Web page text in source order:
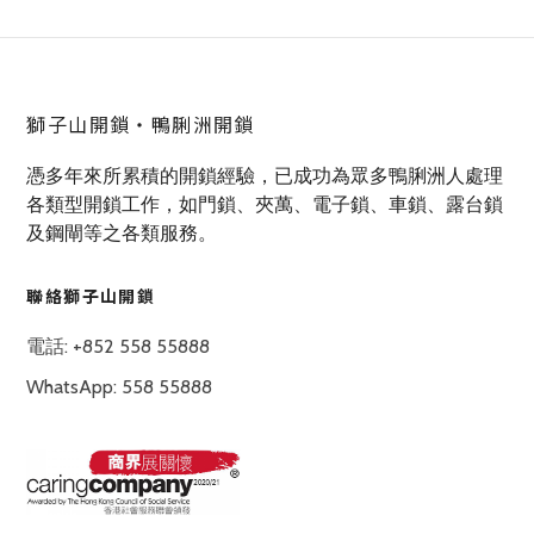
獅子山開鎖‧鴨脷洲開鎖
憑多年來所累積的開鎖經驗，已成功為眾多鴨脷洲人處理
各類型開鎖工作，如門鎖、夾萬、電子鎖、車鎖、露台鎖
及鋼閘等之各類服務。
聯絡獅子山開鎖
電話: +852 558 55888
WhatsApp: 558 55888